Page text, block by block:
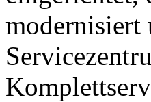
modernisiert